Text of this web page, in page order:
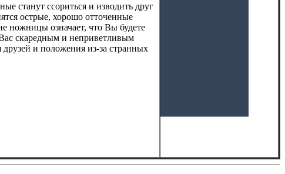
станут ссориться и изводить друг
острые, хорошо отточенные
ножницы означает, что Вы будете
скаредным и неприветливым
и положения из-за странных